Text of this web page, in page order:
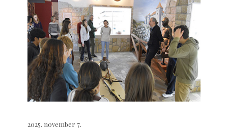
2025. november 7.